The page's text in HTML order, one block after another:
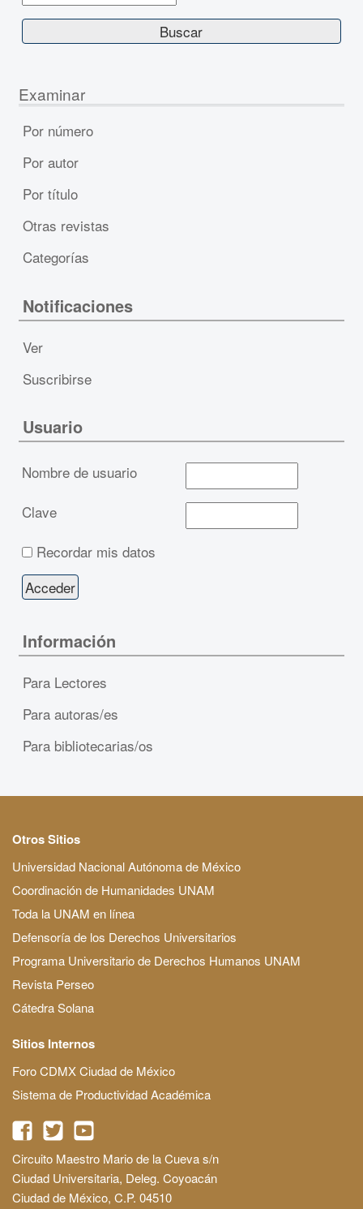
Examinar
Por número
Por autor
Por título
Otras revistas
Categorías
Notificaciones
Ver
Suscribirse
Usuario
Nombre de usuario
Clave
Recordar mis datos
Información
Para Lectores
Para autoras/es
Para bibliotecarias/os
Otros Sitios
Universidad Nacional Autónoma de México
Coordinación de Humanidades UNAM
Toda la UNAM en línea
Defensoría de los Derechos Universitarios
Programa Universitario de Derechos Humanos UNAM
Revista Perseo
Cátedra Solana
Sitios Internos
Foro CDMX Ciudad de México
Sistema de Productividad Académica
Circuito Maestro Mario de la Cueva s/n
Ciudad Universitaria, Deleg. Coyoacán
Ciudad de México, C.P. 04510